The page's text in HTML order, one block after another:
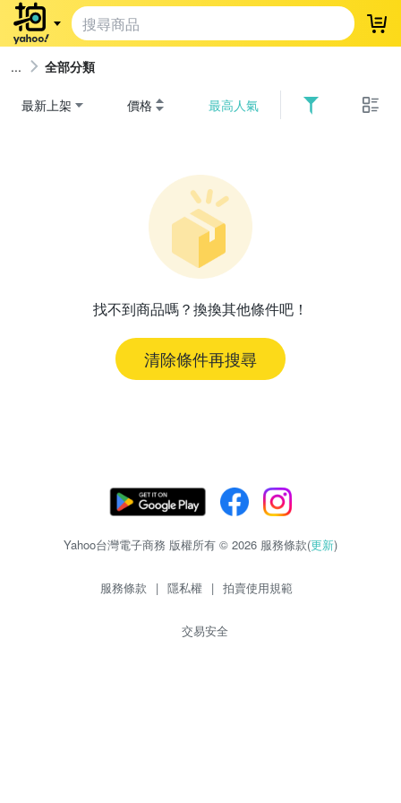
登
全部分類
最新上架 價格 最高人氣
找不到商品嗎？換換其他條件吧！
清除條件再搜尋
Yahoo台灣電子商務 版權所有 © 2026 服務條款(更新)
服務條款 | 隱私權 | 拍賣使用規範
交易安全